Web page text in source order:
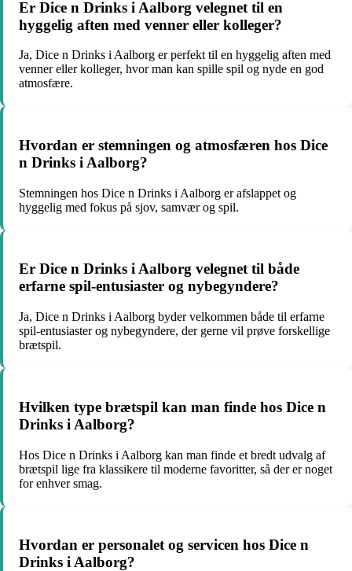
Er Dice n Drinks i Aalborg velegnet til en
hyggelig aften med venner eller kolleger?
Ja, Dice n Drinks i Aalborg er perfekt til en hyggelig aften med
venner eller kolleger, hvor man kan spille spil og nyde en god
atmosfære.
Hvordan er stemningen og atmosfæren hos Dice
n Drinks i Aalborg?
Stemningen hos Dice n Drinks i Aalborg er afslappet og
hyggelig med fokus på sjov, samvær og spil.
Er Dice n Drinks i Aalborg velegnet til både
erfarne spil-entusiaster og nybegyndere?
Ja, Dice n Drinks i Aalborg byder velkommen både til erfarne
spil-entusiaster og nybegyndere, der gerne vil prøve forskellige
brætspil.
Hvilken type brætspil kan man finde hos Dice n
Drinks i Aalborg?
Hos Dice n Drinks i Aalborg kan man finde et bredt udvalg af
brætspil lige fra klassikere til moderne favoritter, så der er noget
for enhver smag.
Hvordan er personalet og servicen hos Dice n
Drinks i Aalborg?